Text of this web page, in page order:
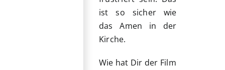
ist so sicher wie
das Amen in der
Kirche.
Wie hat Dir der Film